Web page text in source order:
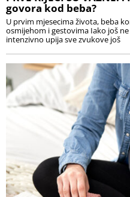
govora kod beba?
U prvim mjesecima života, beba
osmijehom i gestovima Iako još
intenzivno upija sve zvukove još